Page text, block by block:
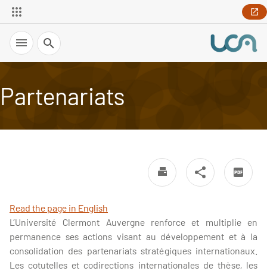
Recherche
Partenariats
Read the page in English
L’Université Clermont Auvergne renforce et multiplie en
permanence ses actions visant au développement et à la
consolidation des partenariats stratégiques internationaux.
Les cotutelles et codirections internationales de thèse, les